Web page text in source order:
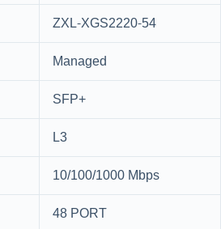
ZXL-XGS2220-54
Managed
SFP+
L3
10/100/1000 Mbps
48 PORT